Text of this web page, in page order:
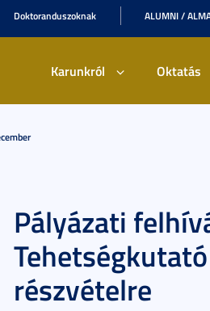
Doktoranduszoknak ALUMNI /
Karunkról Oktatás
Pályázati
részvételre